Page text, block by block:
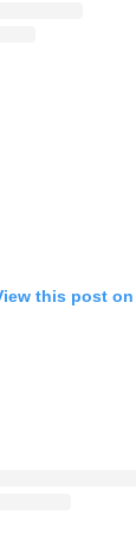
this post